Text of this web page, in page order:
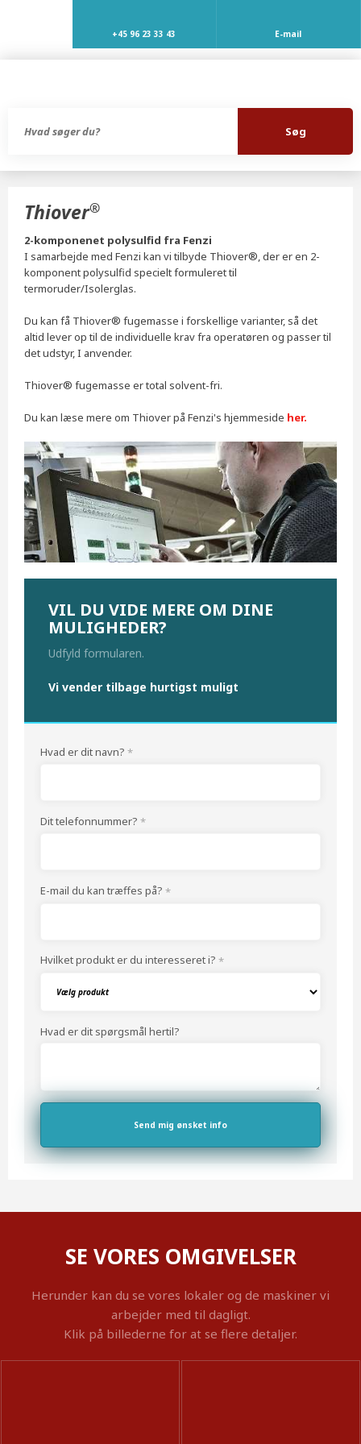
+45 96 23 33 43 E-mail
Thiover®
2-komponenet polysulfid fra Fenzi
​I samarbejde med Fenzi kan vi tilbyde Thiover®, der er en 2-
komponent polysulfid specielt formuleret til
termoruder/Isolerglas.
Du kan få Thiover® fugemasse i forskellige varianter, så det
altid lever op til de individuelle krav fra operatøren og passer til
det udstyr, I anvender.
Thiover® fugemasse er total solvent-fri.
Du kan læse mere om Thiover på Fenzi's hjemmeside her.
VIL DU VIDE MERE OM DINE
MULIGHEDER?
Udfyld formularen.
Vi vender tilbage hurtigst muligt
Hvad er dit navn? *
Dit telefonnummer? *
E-mail du kan træffes på? *
Hvilket produkt er du interesseret i? *
Hvad er dit spørgsmål hertil?
SE VORES OMGIVELSER
Herunder kan du se vores lokaler og de maskiner vi
arbejder med til dagligt.
Klik på billederne for at se flere detaljer.